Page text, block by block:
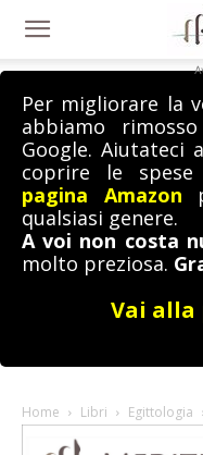
Per migliorare la
abbiamo
Google. Aiutateci
coprire le
pagina Amazon
qualsiasi genere.
A voi non costa
molto preziosa.
Vai alla
Home Libri Egittologia